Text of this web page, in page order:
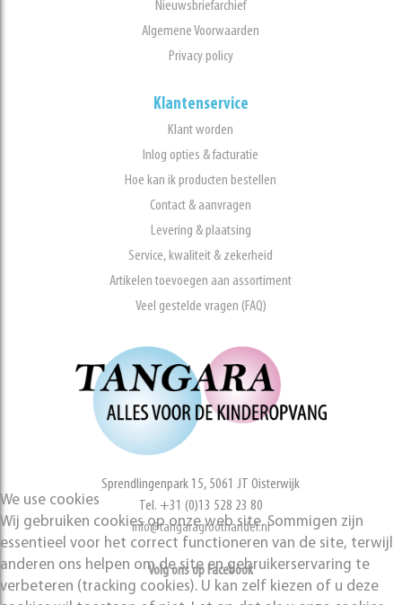
Nieuwsbriefarchief
Algemene Voorwaarden
Privacy policy
Klantenservice
Klant worden
Inlog opties & facturatie
Hoe kan ik producten bestellen
Contact & aanvragen
Levering & plaatsing
Service, kwaliteit & zekerheid
Artikelen toevoegen aan assortiment
Veel gestelde vragen (FAQ)
Sprendlingenpark 15, 5061 JT Oisterwijk
Tel. +31 (0)13 528 23 80
info@tangaragroothandel.nl
Volg ons op Facebook
We use cookies
Wij gebruiken cookies op onze web site. Sommigen zijn
essentieel voor het correct functioneren van de site, terwijl
anderen ons helpen om de site en gebruikerservaring te
verbeteren (tracking cookies). U kan zelf kiezen of u deze